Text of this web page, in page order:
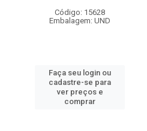
Código: 15628
Embalagem: UND
Faça seu login ou
cadastre-se para
ver preços e
comprar